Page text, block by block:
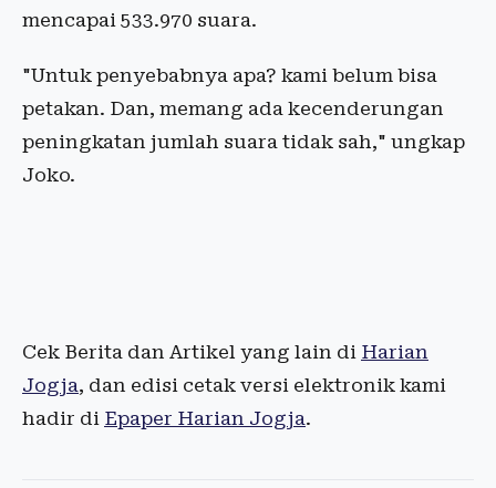
mencapai 533.970 suara.
"Untuk penyebabnya apa? kami belum bisa
petakan. Dan, memang ada kecenderungan
peningkatan jumlah suara tidak sah," ungkap
Joko.
Cek Berita dan Artikel yang lain di Harian
Jogja, dan edisi cetak versi elektronik kami
hadir di Epaper Harian Jogja.